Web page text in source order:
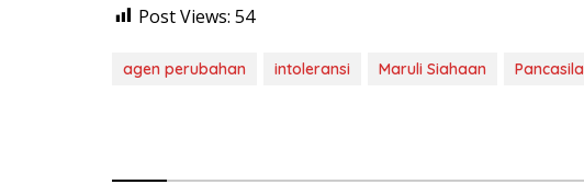
Post Views: 54
agen perubahan intoleransi Maruli Siahaan Pancasila